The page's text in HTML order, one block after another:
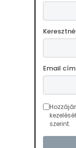
Email cím
szerint.